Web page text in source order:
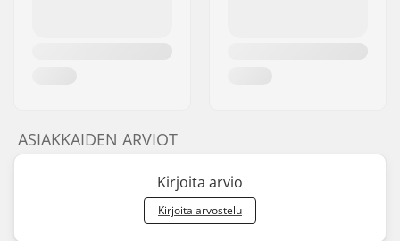
ASIAKKAIDEN ARVIOT
Kirjoita arvio
Kirjoita arvostelu